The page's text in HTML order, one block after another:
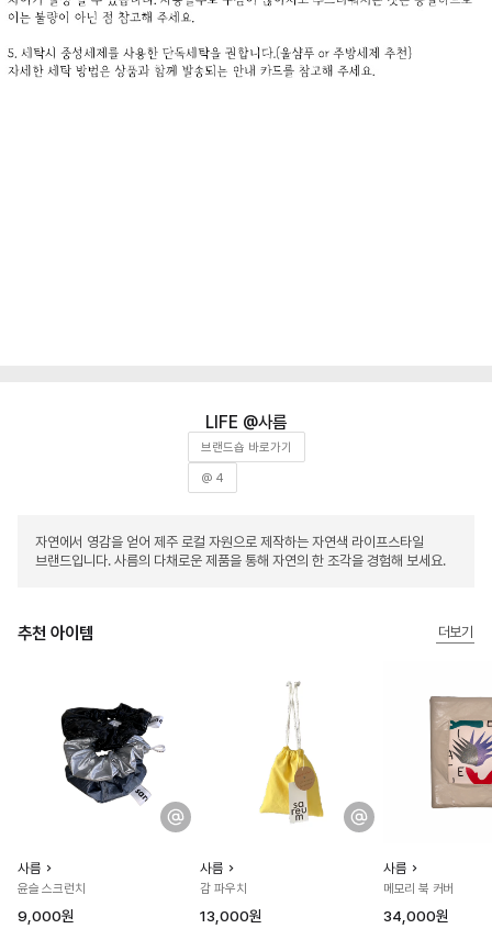
사름
브랜드숍 바로가기
@ 4
자연에서 영감을 얻어 제주 로컬 자원으로 제작하는 자연색 라이프스타일
브랜드입니다. 사름의 다채로운 제품을 통해 자연의 한 조각을 경험해 보세요.
추천 아이템 더보기
사름
윤슬 스크런치
9,000원
사름
감 파우치
13,000원
사름
메모리 북 커버
34,000원